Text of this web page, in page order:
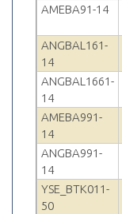
AMEBA91-14
ANGBAL161-
14
ANGBAL1661-
14
AMEBA991-
14
ANGBA991-
14
YSE_BTK011-
50